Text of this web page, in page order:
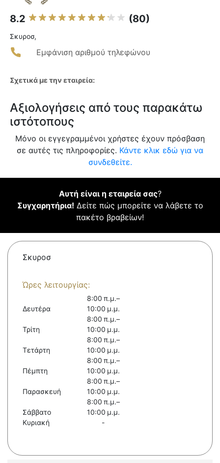
8.2 (80)
Σκυροσ,
Εμφάνιση αριθμού τηλεφώνου
Σχετικά με την εταιρεία:
Αξιολογήσεις από τους παρακάτω
ιστότοπους
Μόνο οι εγγεγραμμένοι χρήστες έχουν πρόσβαση
σε αυτές τις πληροφορίες. Κάντε κλικ εδώ για να
συνδεθείτε.
Αυτή είναι η εταιρεία σας?
Συγχαρητήρια! Δείτε πώς μπορείτε να λάβετε το
πακέτο βραβείων!
Σκυροσ
Ώρες λειτουργίας:
Δευτέρα
8:00 π.μ.–
10:00 μ.μ.
Τρίτη
8:00 π.μ.–
10:00 μ.μ.
Τετάρτη
8:00 π.μ.–
10:00 μ.μ.
Πέμπτη
8:00 π.μ.–
10:00 μ.μ.
Παρασκευή
8:00 π.μ.–
10:00 μ.μ.
Σάββατο
8:00 π.μ.–
10:00 μ.μ.
Κυριακή
-